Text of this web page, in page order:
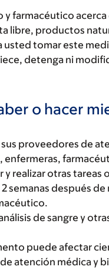
y farmacéutico
libre, productos
usted tomar este
detenga ni
o hacer
proveedores de
enfermeras,
y realizar otras
semanas después
de sangre y
puede afectar
atención médica y